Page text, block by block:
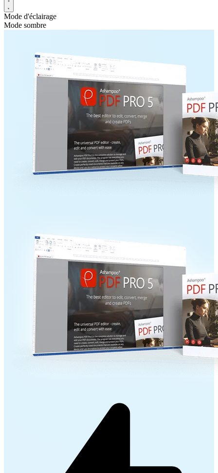
Mode d'éclairage
Mode sombre